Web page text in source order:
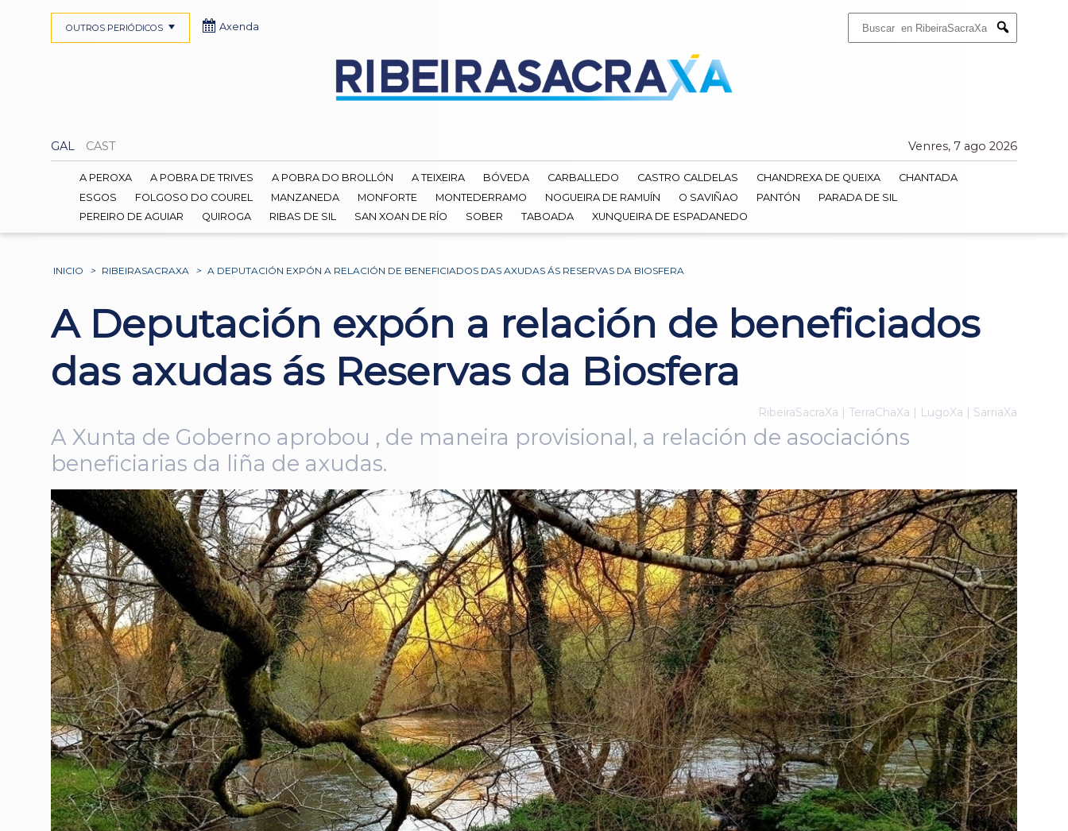
Submit
GAL CAST Venres, 7 ago 2026
OUTROS PERIÓDICOS Axenda
A PEROXA A POBRA DE TRIVES A POBRA DO BROLLÓN A TEIXEIRA BÓVEDA CARBALLEDO CASTRO CALDELAS CHANDREXA DE QUEIXA
CHANTADA
ESGOS
FOLGOSO DO COUREL MANZANEDA MONFORTE MONTEDERRAMO NOGUEIRA DE RAMUÍN O SAVIÑAO PANTÓN
PARADA DE SIL
PEREIRO DE AGUIAR
QUIROGA RIBAS DE SIL SAN XOAN DE RÍO SOBER TABOADA XUNQUEIRA DE ESPADANEDO
INICIO > RIBEIRASACRAXA > A DEPUTACIÓN EXPÓN A RELACIÓN DE BENEFICIADOS DAS AXUDAS ÁS RESERVAS DA BIOSFERA
A Deputación expón a relación de beneficiados
das axudas ás Reservas da Biosfera
RibeiraSacraXa | TerraChaXa | LugoXa | SarriaXa
A Xunta de Goberno aprobou , de maneira provisional, a relación de asociacións
beneficiarias da liña de axudas.